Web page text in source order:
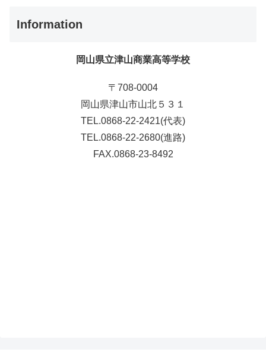
Information
岡山県立津山商業高等学校
〒708-0004
岡山県津山市山北５３１
TEL.0868-22-2421(代表)
TEL.0868-22-2680(進路)
FAX.0868-23-8492